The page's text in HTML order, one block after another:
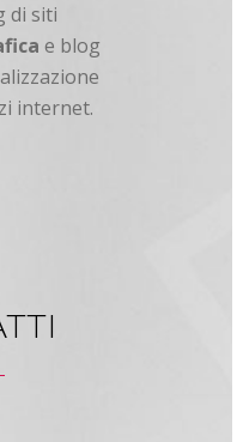
di siti
e blog
internet.